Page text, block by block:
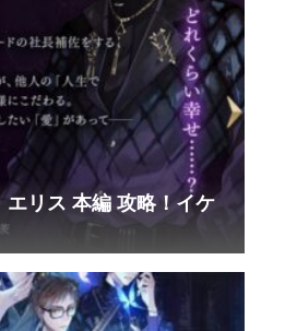
エリス 本編 攻略！イケ